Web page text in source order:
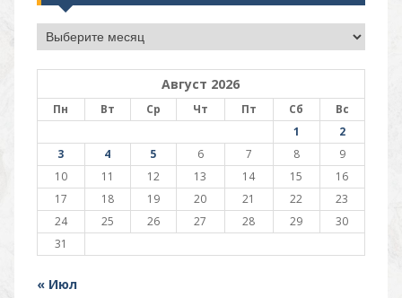
Архив
Август 2026
Пн Вт Ср Чт Пт Сб
Вс
1
2
3
4 5 6 7 8
9
10
11 12 13 14 15
16
17
18 19 20 21 22
23
24
25 26 27 28 29
30
31
« Июл